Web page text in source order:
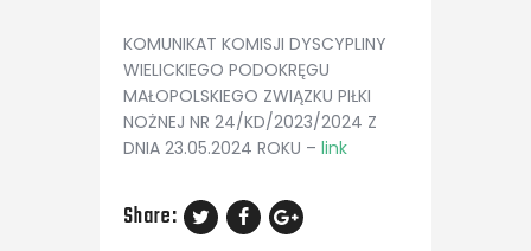
KOMUNIKAT KOMISJI DYSCYPLINY
WIELICKIEGO PODOKRĘGU
MAŁOPOLSKIEGO ZWIĄZKU PIŁKI
NOŻNEJ NR 24/KD/2023/2024 Z
DNIA 23.05.2024 ROKU – link
Share: